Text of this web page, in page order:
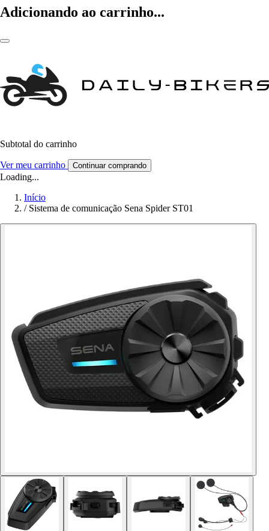
Adicionando ao carrinho...
Subtotal do carrinho
Ver meu carrinho Continuar comprando
Loading...
Início
/ Sistema de comunicação Sena Spider ST01